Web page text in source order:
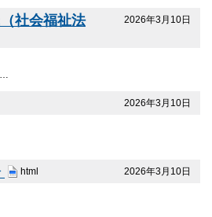
2026年3月10日
社会福祉法
…
2026年3月10日
2026年3月10日
html